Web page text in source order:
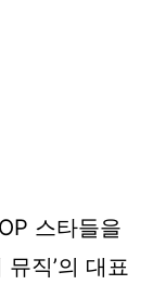
스타들을
직’의 대표